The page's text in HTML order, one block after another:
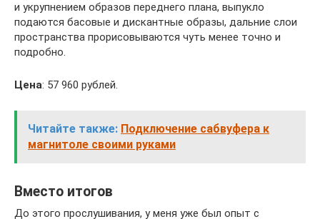
и укрупнением образов переднего плана, выпукло
подаются басовые и дискантные образы, дальние слои
пространства прорисовываются чуть менее точно и
подробно.
Цена: 57 960 рублей.
Читайте также: Подключение сабвуфера к
магнитоле своими руками
Вместо итогов
До этого прослушивания, у меня уже был опыт с